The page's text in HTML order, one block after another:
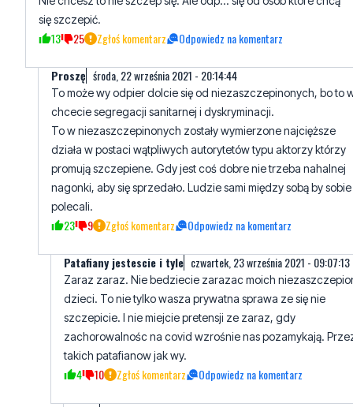
Proszę środa, 22 września 2021 - 20:14:44
To może wy odpier dolcie się od niezaszczepinonych, bo to
To w niezaszczepinonych zostały wymierzone najcięższe
działa w postaci wątpliwych autorytetów typu aktorzy którzy
promują szczepiene. Gdy jest coś dobre nie trzeba nahalnej
nagonki, aby się sprzedało. Ludzie sami między sobą by sobie
polecali.
23 9 Zgłoś komentarz Odpowiedz na komentarz
Patafiany jestescie i tyle
Zaraz zaraz. Nie bedziecie zarazac moich
szczepicie. I nie miejcie pretensji ze zaraz, gdy
zachorowalnośc na covid wzrośnie nas pozamykają.
takich patafianow jak wy.
4 10 Zgłoś komentarz Odpowiedz na komentarz
Gość czwartek, 23 września 2021 - 11:30:56
Pomysłu, już jest szczepionka dla dzieci, tudzież twoich